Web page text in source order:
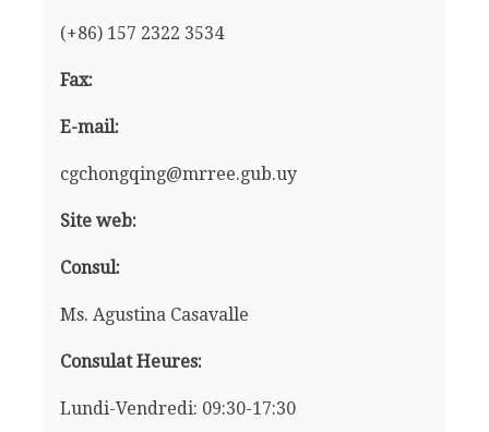
(+86) 157 2322 3534
Fax:
E-mail:
cgchongqing@mrree.gub.uy
Site web:
Consul:
Ms. Agustina Casavalle
Consulat Heures:
Lundi-Vendredi: 09:30-17:30